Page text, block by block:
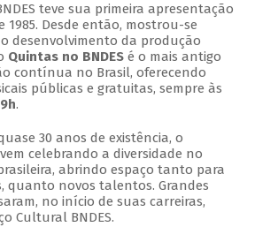
teve sua primeira apresentação
1985. Desde então, mostrou-se
desenvolvimento da produção
Quintas no BNDESé o mais antigo
contínua no Brasil, oferecendo
públicas e gratuitas, sempre às
.
30 anos de existência, o
celebrando a diversidade no
abrindo espaço tanto para
quanto novos talentos. Grandes
no início de suas carreiras,
Cultural BNDES.